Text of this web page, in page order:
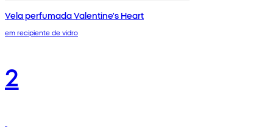
Vela perfumada Valentine's Heart
em recipiente de vidro
2